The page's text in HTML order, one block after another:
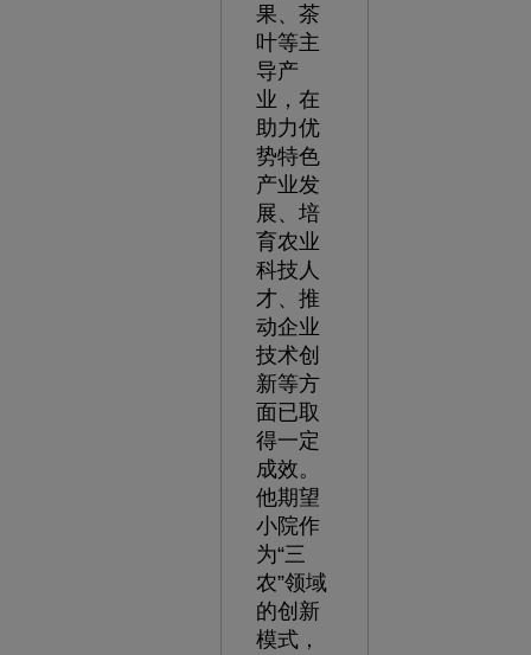
果、茶
叶等主
导产
业，在
助力优
势特色
产业发
展、培
育农业
科技人
才、推
动企业
技术创
新等方
面已取
得一定
成效。
他期望
小院作
为“三
农”领域
的创新
模式，